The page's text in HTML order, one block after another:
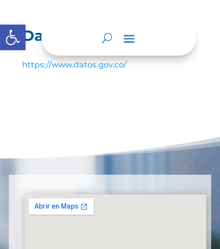
Abrir barra de herramientas
Datos Abiertos
https://www.datos.gov.co/